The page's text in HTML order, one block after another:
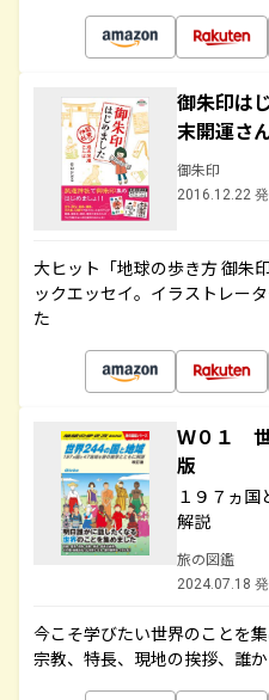
御朱印は
末開運さ
御朱印
2016.12.22
大ヒット「地球の歩き方 御朱
ックエッセイ。イラストレー
た
Ｗ０１
版
１９７ヵ国
解説
旅の図鑑
2024.07.18
今こそ学びたい世界のことを
宗教、特長、現地の挨拶、誰